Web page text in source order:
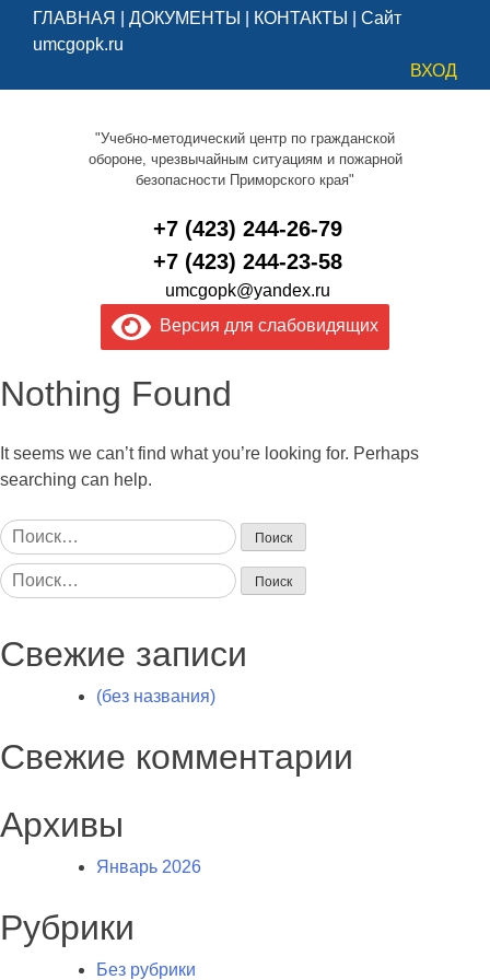
ГЛАВНАЯ ДОКУМЕНТЫ КОНТАКТЫ
Сайт
umcgopk.ru
ВХОД
"Учебно-методический центр по гражданской
обороне, чрезвычайным ситуациям и пожарной
безопасности Приморского края"
+7 (423) 244-26-79
+7 (423) 244-23-58
umcgopk@yandex.ru
Версия для слабовидящих
Nothing Found
It seems we can’t find what you’re looking for. Perhaps
searching can help.
Найти:
Найти:
Свежие записи
(без названия)
Свежие комментарии
Архивы
Январь 2026
Рубрики
Без рубрики